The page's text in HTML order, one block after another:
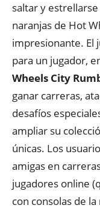
saltar y
naranjas de Hot
impresionante. El
para un jugador,
Wheels City
ganar carreras,
desafíos
ampliar su
únicas. Los
amigas en
jugadores online
con consolas de